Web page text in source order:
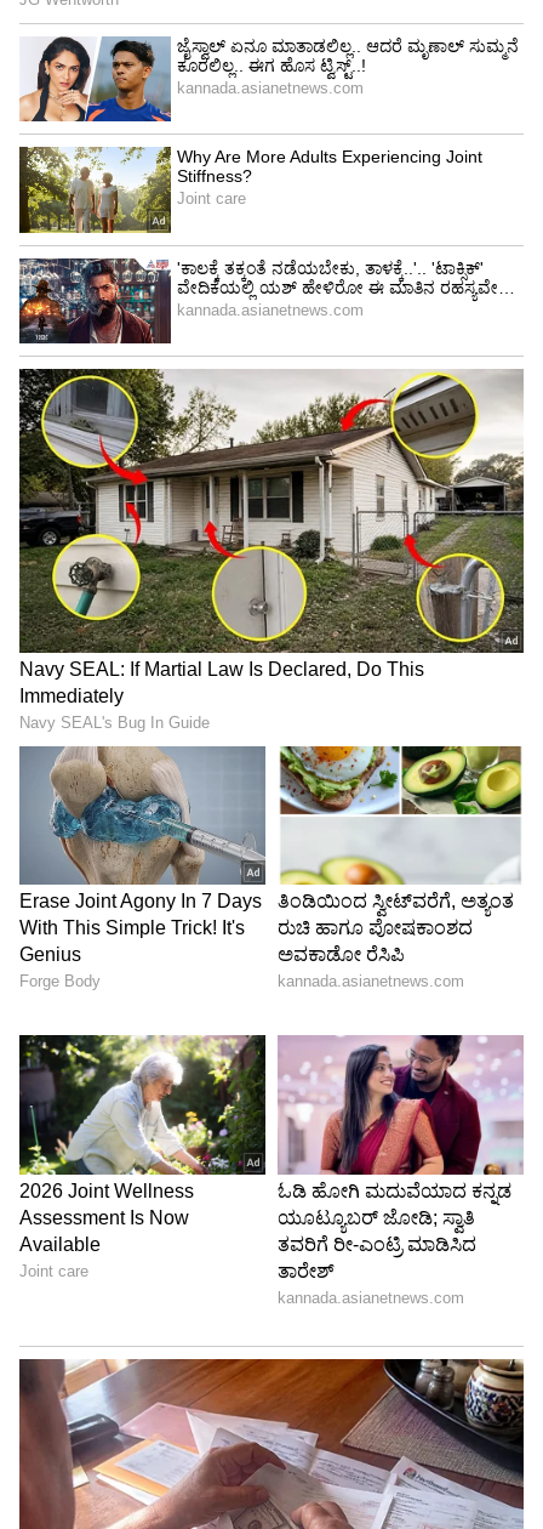
ಇದುವರೆಗೂ ಐರ್ಲೆಂಡ್ ಎದುರು ಸೋತಿಲ್ಲ. ಅಷ್ಟಕ್ಕೂ ಆ
ಮೂರು ತಂಡಗಳು ಯಾವುವು ನೋಡೋಣ ಬನ್ನಿ.
4
6
Image Credit :AFP
1. ಆಸ್ಟ್ರೇಲಿಯಾ:
ಆಸ್ಟ್ರೇಲಿಯಾ ತಂಡವು ಐರ್ಲೆಂಡ್ ಎದುರು ಈವರೆಗೆ ಏಕದಿನ
ಹಾಗೂ ಟಿ20 ಪಂದ್ಯಗಳನ್ನು ಅಡಿದೆ. ಒಟ್ಟು 8 ಪಂದ್ಯಗಳ ಪೈಕಿ
ಒಂದು ಪಂದ್ಯ ಮಳೆಯಿಂದ ರದ್ದಾದರೇ, ಇನ್ನುಳಿದ ಏಳು
ಪಂದ್ಯಗಳಲ್ಲೂ ಆಸ್ಟ್ರೇಲಿಯಾ ತಂಡವು ಐರ್ಲೆಂಡ್ ಎದುರು
ಗೆದ್ದು ಬೀಗಿದೆ.
5
6
ಭಾರತದ ನೆರೆಯ ರಾಷ್ಟ್ರವಾಗಿರುವ ಶ್ರೀಲಂಕಾ ಕೂಡಾ,
ಐರ್ಲೆಂಡ್ ಎದುರು ಸಂಪೂರ್ಣ ಪ್ರಾಬಲ್ಯ ಮೆರೆದಿದೆ.
ಐರ್ಲೆಂಡ್ ಎದುರು 11 ಪಂದ್ಯಗಳನ್ನಾಡಿರುವ ಶ್ರೀಲಂಕಾ
ತಂಡವು ಎಲ್ಲಾ ಪಂದ್ಯಗಳಲ್ಲೂ ಗೆದ್ದು ಬೀಗಿದೆ.